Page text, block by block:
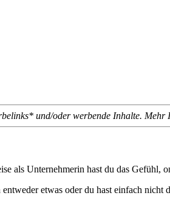
und/oder werbende Inhalte. Mehr
als Unternehmerin hast du das Gefühl,
etwas oder du hast einfach nicht